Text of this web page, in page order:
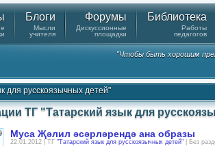
Блоги
Мысли
учителя
Форумы
Дискуссионные
площадки
Библиотека
Работы
педагогов
"Чтобы быть хорошим
для русскоязычных детей"
ТГ "Татарский язык для
Муса Җәлил әсәрләрендә ана образы
22.01.2012 | ТГ"Татарский язык для русскоязычных детей" | Без